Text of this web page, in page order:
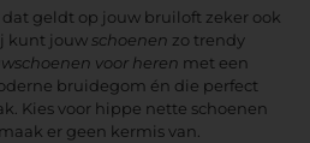
dat geldt op jouw bruiloft zeker ook
kunt jouwschoenen zo trendy
voor heren met een
bruidegom én die perfect
Kies voor hippe nette schoenen
er geen kermis van.